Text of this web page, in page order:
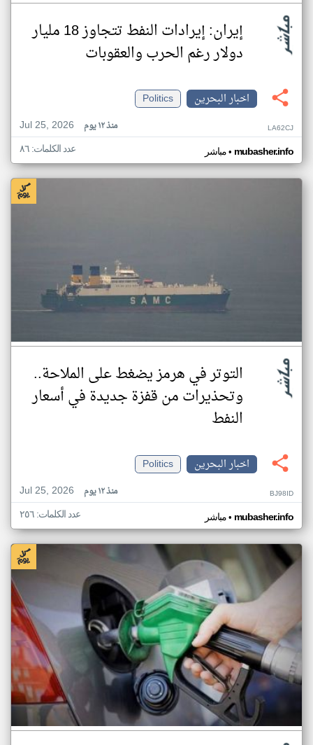
إيران: إيرادات النفط تتجاوز 18 مليار
دولار رغم الحرب والعقوبات
اخبار البحرين
Politics
Jul 25, 2026
منذ ١٢ يوم LA62CJ
مباشر• mubasher.info عدد الكلمات: ٨٦
التوتر في هرمز يضغط على الملاحة..
وتحذيرات من قفزة جديدة في أسعار
النفط
اخبار البحرين
Politics
Jul 25, 2026
منذ ١٢ يوم BJ98ID
مباشر• mubasher.info عدد الكلمات: ٢٥٦